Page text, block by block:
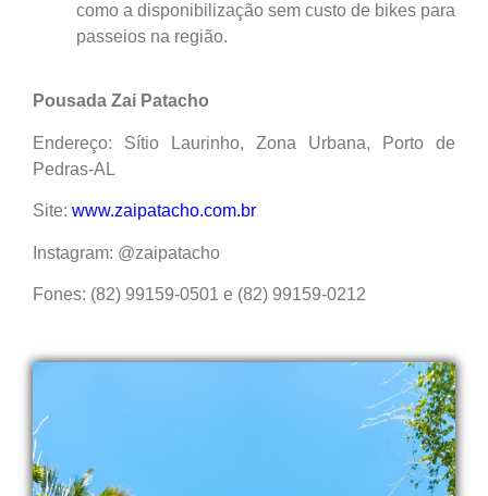
como a disponibilização sem custo de bikes para
passeios na região.
Pousada Zai Patacho
Endereço: Sítio Laurinho, Zona Urbana, Porto de
Pedras-AL
Site: www.zaipatacho.com.br
Instagram: @zaipatacho
Fones: (82) 99159-0501 e (82) 99159-0212